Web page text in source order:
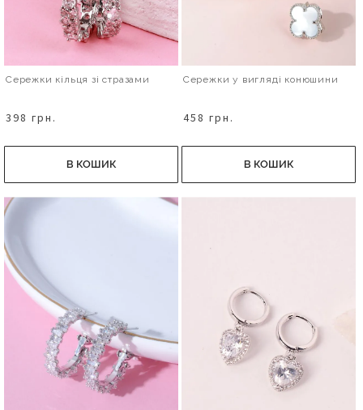
Сережки кільця зі стразами
398 грн.
В КОШИК
Сережки у вигляді конюшини
458 грн.
В КОШИК